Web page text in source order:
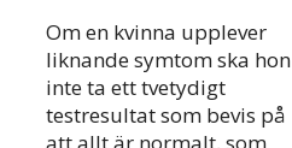
Om en kvinna upplever
liknande symtom ska hon
inte ta ett tvetydigt
testresultat som bevis på